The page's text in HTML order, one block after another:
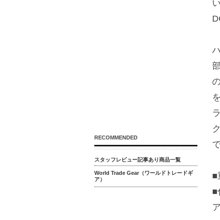
■
■
RECOMMENDED
スタッフレビュー記事あり商品一覧
World Trade Gear（ワールドトレードギ
ア）